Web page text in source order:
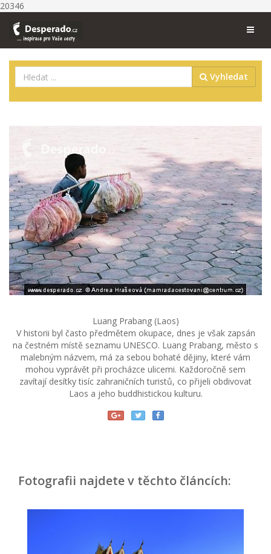
20346
Vyhledat
Luang Prabang (Laos)
V historii byl často předmětem okupace, dnes je však zapsán
na čestném místě seznamu UNESCO. Luang Prabang, město s
malebným názvem, má za sebou bohaté dějiny, které vám
mohou vyprávět při procházce ulicemi. Každoročně sem
zavítají desítky tisíc zahraničních turistů, co přijeli obdivovat
Laos a jeho buddhistickou kulturu.
Fotografii najdete v těchto článcích: